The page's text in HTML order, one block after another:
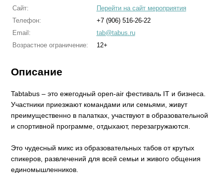
Сайт:
Перейти на сайт мероприятия
Телефон:
+7 (906) 516-26-22
Email:
tab@tabus.ru
Возрастное ограничение:
12+
Описание
Tabtabus – это ежегодный open-air фестиваль IT и бизнеса.
Участники приезжают командами или семьями, живут
преимущественно в палатках, участвуют в образовательной
и спортивной программе, отдыхают, перезагружаются.
Это чудесный микс из образовательных табов от крутых
спикеров, развлечений для всей семьи и живого общения
единомышленников.